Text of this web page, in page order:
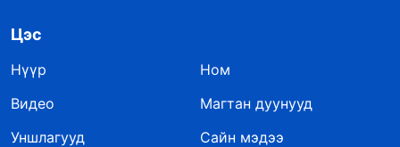
Цэс
Нүүр
Ном
Видео
Магтан дуунууд
Уншлагууд
Сайн мэдээ